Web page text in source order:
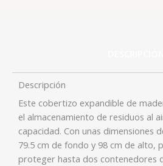
Descripción
Este cobertizo expandible de
el almacenamiento de residuos al
capacidad. Con unas dimensiones
79.5 cm de fondo y 98 cm de alto,
proteger hasta dos contenedores